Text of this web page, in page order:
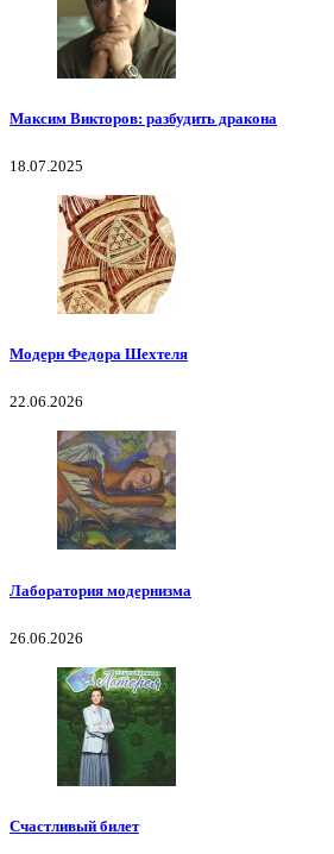
Максим Викторов: разбудить дракона
18.07.2025
Модерн Федора Шехтеля
22.06.2026
Лаборатория модернизма
26.06.2026
Счастливый билет